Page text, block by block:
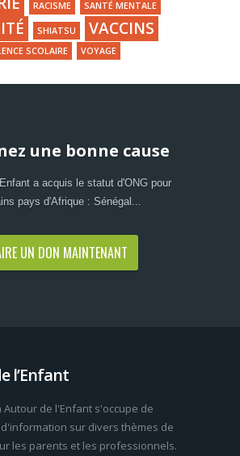
RACISME SANTÉ MENTALE
SHIATSU VACCINS
SCOLAIRE VOYAGE
une bonne cause
a acquis le statut d'ONG pour
pays d'Afrique : Sénégal...
UN DON MAINTENANT
l’Enfant
Autour de l'Enfant s'occupe de
sur divers thèmes de
les parents et les professionnels.